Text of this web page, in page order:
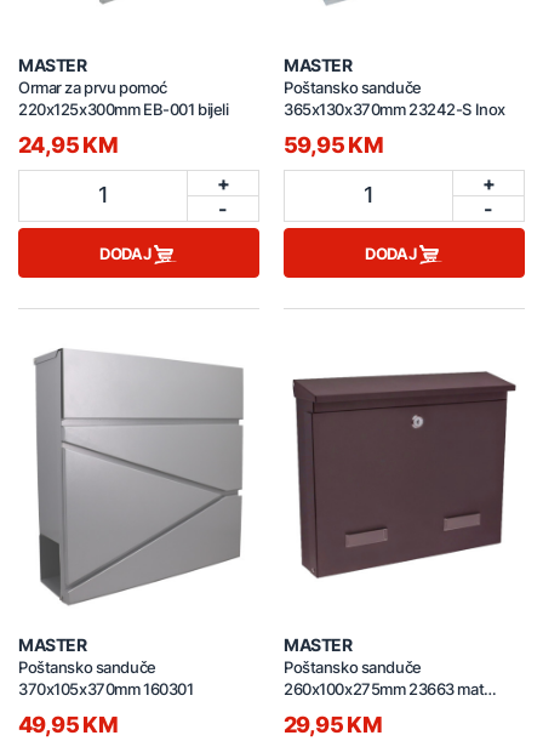
MASTER
Ormar za prvu pomoć
220x125x300mm EB-001 bijeli
24,95 KM
1
+
-
DODAJ
MASTER
Poštansko sanduče
365x130x370mm 23242-S Inox
59,95 KM
1
+
-
DODAJ
MASTER
Poštansko sanduče
370x105x370mm 160301
49,95 KM
MASTER
Poštansko sanduče
260x100x275mm 23663 mat
smeđi
29,95 KM